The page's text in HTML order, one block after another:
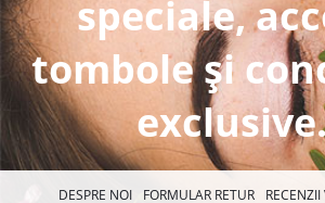
speciale,
tombole și
DESPRE NOI FORMULAR RETUR